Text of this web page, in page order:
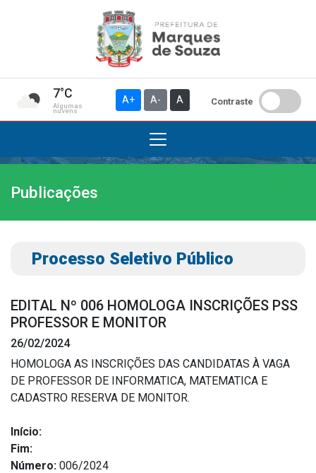
7°C
Algumas
nuvens
A+ A- A Contraste
Institucional
A Prefeitura
Gabinete do Vice-prefeito
Símbolos Oficiais
Administração
Agricultura e Meio Ambiente
Publicações
Processo Seletivo Público
EDITAL Nº 006 HOMOLOGA INSCRIÇÕES PSS
PROFESSOR E MONITOR
26/02/2024
HOMOLOGA AS INSCRIÇÕES DAS CANDIDATAS À VAGA
DE PROFESSOR DE INFORMATICA, MATEMATICA E
CADASTRO RESERVA DE MONITOR.
Início:
Fim:
Número: 006/2024